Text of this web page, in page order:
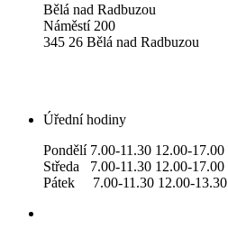
Bělá nad Radbuzou
Náměstí 200
345 26 Bělá nad Radbuzou
Úřední hodiny
Pondělí 7.00-11.30 12.00-17.00
Středa 7.00-11.30 12.00-17.00
Pátek 7.00-11.30 12.00-13.30